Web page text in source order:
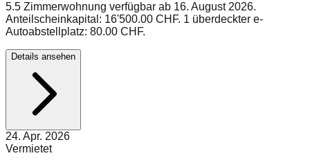
5.5 Zimmerwohnung verfügbar ab 16. August 2026.
Anteilscheinkapital: 16'500.00 CHF. 1 überdeckter e-
Autoabstellplatz: 80.00 CHF.
Details ansehen
24. Apr. 2026
Vermietet